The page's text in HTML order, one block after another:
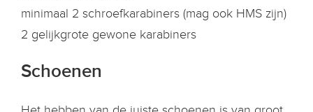
minimaal 2 schroefkarabiners (mag ook HMS zijn)
2 gelijkgrote gewone karabiners
Schoenen